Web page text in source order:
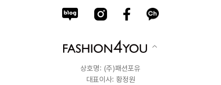
상호명: (주)패션포유
대표이사: 황정원